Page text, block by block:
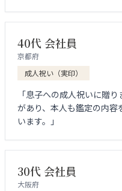
40代 会社員
京都府
成人祝い（実印）
「息子への成人祝いに贈
があり、本人も鑑定の内容
います。」
30代 会社員
大阪府